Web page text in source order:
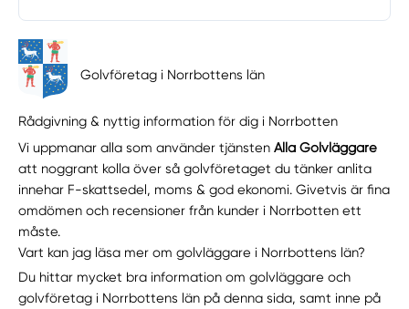
Golvföretag i Norrbottens län
Rådgivning & nyttig information för dig i Norrbotten
Vi uppmanar alla som använder tjänstenAlla Golvläggare
att noggrant kolla över så golvföretaget du tänker anlita
innehar F-skattsedel, moms & god ekonomi. Givetvis är fina
omdömen och recensioner från kunder i Norrbotten ett
måste.
Vart kan jag läsa mer om golvläggare i Norrbottens län?
Du hittar mycket bra information om golvläggare och
golvföretag i Norrbottens län på denna sida, samt inne på